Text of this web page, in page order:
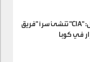
امبراطورية الشر تتغول: "CIA" تنشئ سراً "فريق
في كوبا